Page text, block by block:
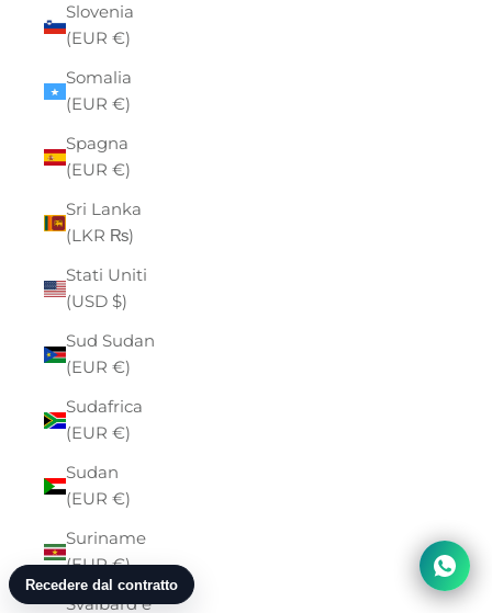
Slovenia
(EUR €)
Somalia
(EUR €)
Spagna
(EUR €)
Sri Lanka
(LKR ₨)
Stati Uniti
(USD $)
Sud Sudan
(EUR €)
Sudafrica
(EUR €)
Sudan
(EUR €)
Suriname
(EUR €)
Svalbard e